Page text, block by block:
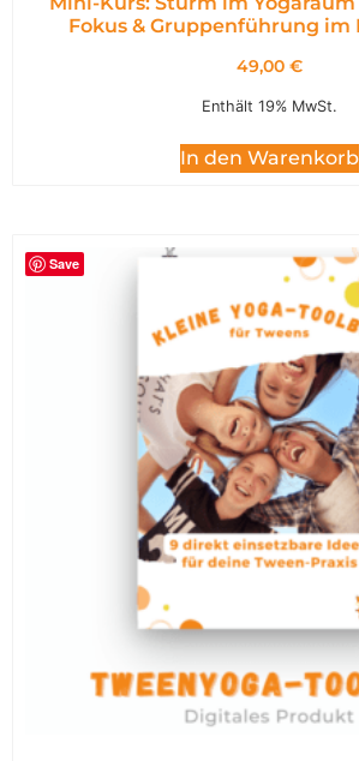
Fokus & Gruppenführung im
49,00 €
Enthält 19% MwSt.
In den Warenkorb
Save